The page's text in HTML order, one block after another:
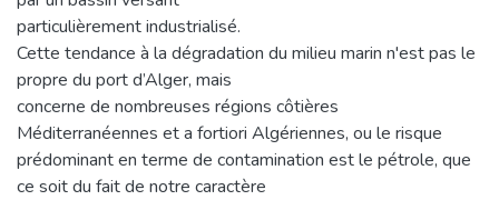
particulièrement industrialisé.
Cette tendance à la dégradation du milieu marin n'est pas le
propre du port d’Alger, mais
concerne de nombreuses régions côtières
Méditerranéennes et a fortiori Algériennes, ou le risque
prédominant en terme de contamination est le pétrole, que
ce soit du fait de notre caractère